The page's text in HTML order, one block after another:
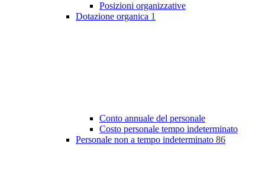
Posizioni organizzative
Dotazione organica 1
Conto annuale del personale
Costo personale tempo indeterminato
Personale non a tempo indeterminato 86